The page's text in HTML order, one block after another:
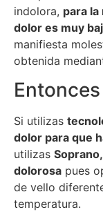
indolora, para
dolor es muy
manifiesta
obtenida
Si utilizas
dolor para que
utilizas
dolorosa pues
de vello
temperatura.